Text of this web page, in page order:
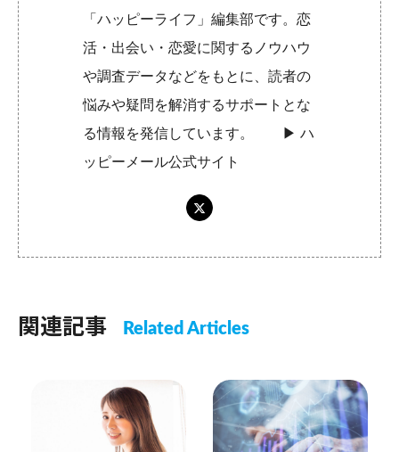
「ハッピーライフ」編集部です。恋
活・出会い・恋愛に関するノウハウ
や調査データなどをもとに、読者の
悩みや疑問を解消するサポートとな
る情報を発信しています。 ▶︎ハ
ッピーメール公式サイト
関連記事 Related Articles